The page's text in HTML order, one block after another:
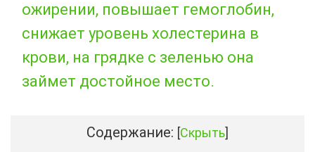
ожирении, повышает гемоглобин,
снижает уровень холестерина в
крови, на грядке с зеленью она
займет достойное место.
Содержание: [Скрыть]